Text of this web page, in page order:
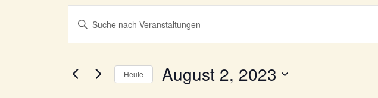
für
August
2023
Suche
und
Navigation
Bitte
Suche
nach
Heute August 2, 2023